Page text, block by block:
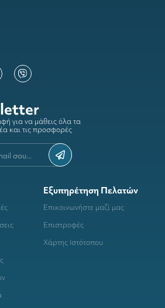
για να μάθεις όλα τα
και τις προσφορές
Εξυπηρέτηση Πελατών
Επικοινωνήστε μαζί μας
Επιστροφές
Χάρτης Ιστότοπου